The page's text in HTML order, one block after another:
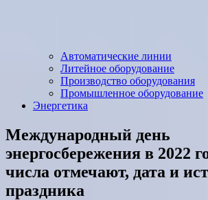
Автоматические линии
Литейное оборудование
Производство оборудования
Промышленное оборудование
Энергетика
Международный день
энергосбережения в 2022
числа отмечают, дата и
праздника